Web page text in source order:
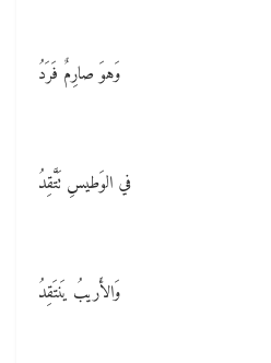
وَهوَ صارِمٌ فَرَدُ
في الوَطيسِ تَتَّقِدُ
وَالأَريبُ يَنتَقِدُ